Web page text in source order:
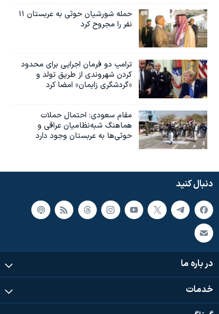
حمله شورشیان حوثی به عربستان ۱۱
نفر را مجروح کرد
ترامپ دو فرمان اجرایی برای محدود
کردن شهروندی از طریق تولد و
«گردشگری زایمان» امضا کرد
مقام سعودی: احتمال حملات
هماهنگ شبه‌نظامیان عراقی و
حوثی‌ها به عربستان وجود دارد
دنبال کنید
در باره ما
خدمات